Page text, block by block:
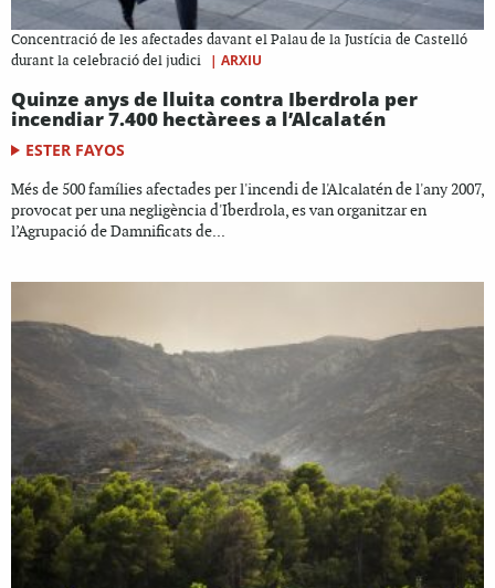
Concentració de les afectades davant el Palau de la Justícia de Castelló
durant la celebració del judici
| ARXIU
Quinze anys de lluita contra Iberdrola per
incendiar 7.400 hectàrees a l’Alcalatén
ESTER FAYOS
Més de 500 famílies afectades per l'incendi de l'Alcalatén de l'any 2007,
provocat per una negligència d'Iberdrola, es van organitzar en
l’Agrupació de Damnificats de...